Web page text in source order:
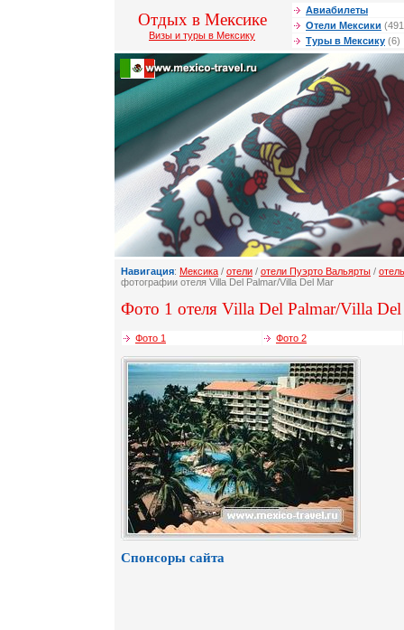
Отдых в Мексике
Визы и туры в Мексику
Авиабилеты
Отели Мексики
Туры в Мексику (6)
Навигация: Мексика / отели / отели Пуэрто Вальярты /
фотографии отеля Villa Del Palmar/Villa Del Mar
Фото 1 отеля Villa Del Palmar/Villa
Фото 1 Фото 2
Спонсоры сайта